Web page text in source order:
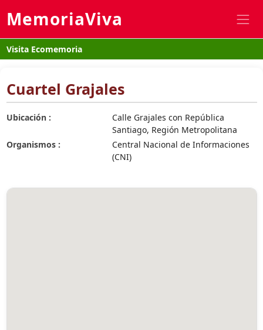
MemoriaViva
Visita Ecomemoria
Cuartel Grajales
Ubicación :
Calle Grajales con República
Santiago, Región Metropolitana
Organismos :
Central Nacional de Informaciones
(CNI)